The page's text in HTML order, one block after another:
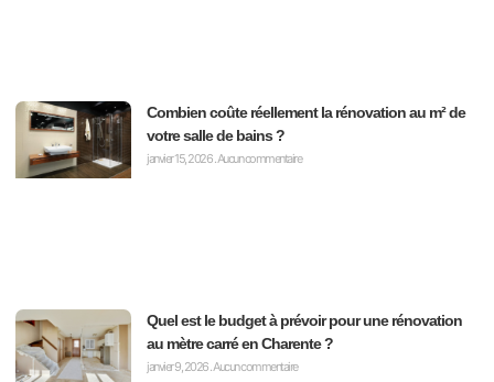
Combien coûte réellement la rénovation au m² de
votre salle de bains ?
janvier 15, 2026 Aucun commentaire
Quel est le budget à prévoir pour une rénovation
au mètre carré en Charente ?
janvier 9, 2026Aucun commentaire